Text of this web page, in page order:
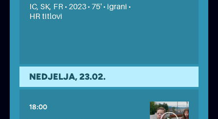
IC, SK, FR • 2023 • 75' • igrani •
HR titlovi
besplatno
NEDJELJA, 23.02.
18:00